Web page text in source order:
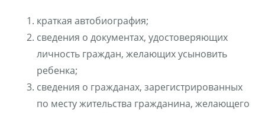
краткая автобиография;
сведения о документах, удостоверяющих
личность граждан, желающих усыновить
ребенка;
сведения о гражданах, зарегистрированных
по месту жительства гражданина, желающего